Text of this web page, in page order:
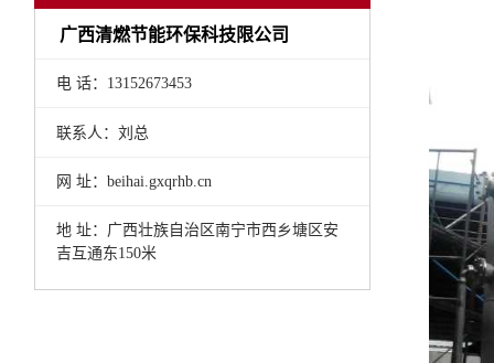
广西清燃节能环保科技限公司
电 话：13152673453
联系人：刘总
网 址：beihai.gxqrhb.cn
地 址： 广西壮族自治区南宁市西乡塘区安
吉互通东150米